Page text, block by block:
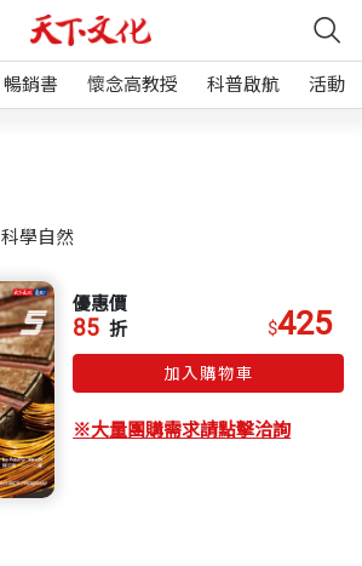
暢銷書 懷念高教授 科普啟航 活動
科學自然
優惠價
85 折 $425
加入購物車
※大量團購需求請點擊洽詢